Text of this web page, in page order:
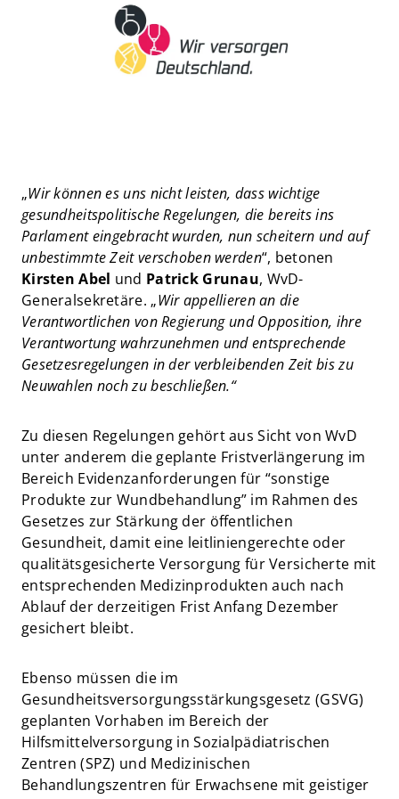
„Wir können es uns nicht leisten, dass wichtige
gesundheitspolitische Regelungen, die bereits ins
Parlament eingebracht wurden, nun scheitern und auf
unbestimmte Zeit verschoben werden“, betonen
Kirsten Abel und Patrick Grunau, WvD-
Generalsekretäre. „Wir appellieren an die
Verantwortlichen von Regierung und Opposition, ihre
Verantwortung wahrzunehmen und entsprechende
Gesetzesregelungen in der verbleibenden Zeit bis zu
Neuwahlen noch zu beschließen.“
Zu diesen Regelungen gehört aus Sicht von WvD
unter anderem die geplante Fristverlängerung im
Bereich Evidenzanforderungen für “sonstige
Produkte zur Wundbehandlung” im Rahmen des
Gesetzes zur Stärkung der öffentlichen
Gesundheit, damit eine leitliniengerechte oder
qualitätsgesicherte Versorgung für Versicherte mit
entsprechenden Medizinprodukten auch nach
Ablauf der derzeitigen Frist Anfang Dezember
gesichert bleibt.
Ebenso müssen die im
Gesundheitsversorgungsstärkungsgesetz (GSVG)
geplanten Vorhaben im Bereich der
Hilfsmittelversorgung in Sozialpädiatrischen
Zentren (SPZ) und Medizinischen
Behandlungszentren für Erwachsene mit geistiger